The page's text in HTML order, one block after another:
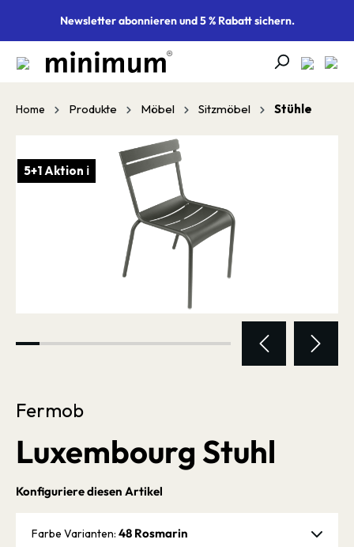
springenNewsletter abonnieren und 5 % Rabatt sichern.
Home Produkte Möbel Sitzmöbel Stühle
Bildergalerie überspringen
5+1 Aktion ℹ
Fermob
Luxembourg Stuhl
Konfiguriere diesen Artikel
Farbe Varianten: 48 Rosmarin